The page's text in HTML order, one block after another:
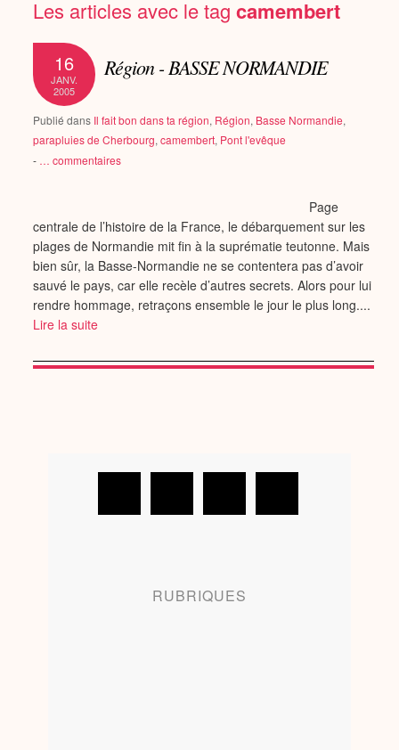
Les articles avec le tagcamembert
16
JANV.
2005
Région - BASSE NORMANDIE
Publié dans Il fait bon dans ta région, Région, Basse Normandie,
parapluies de Cherbourg,camembert, Pont l'evêque
- … commentaires
Page
centrale de l’histoire de la France, le débarquement sur les
plages de Normandie mit fin à la suprématie teutonne. Mais
bien sûr, la Basse-Normandie ne se contentera pas d’avoir
sauvé le pays, car elle recèle d’autres secrets. Alors pour lui
rendre hommage, retraçons ensemble le jour le plus long....
Lire la suite
RUBRIQUES